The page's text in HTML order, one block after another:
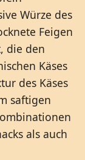
Würze des
Feigen
die den
Käses
des Käses
saftigen
als auch